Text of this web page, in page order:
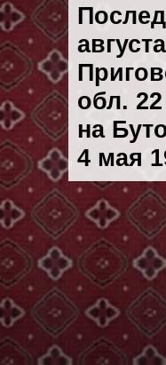
обл.
на
4 мая